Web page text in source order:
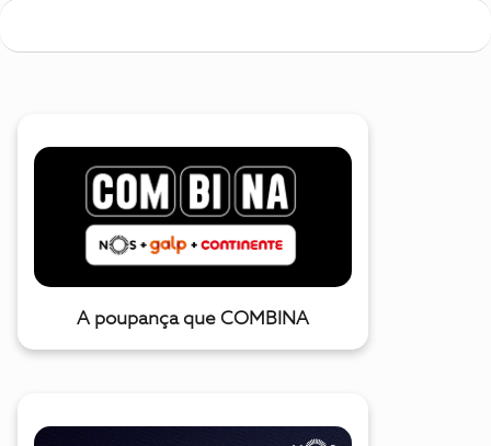
A poupança que COMBINA